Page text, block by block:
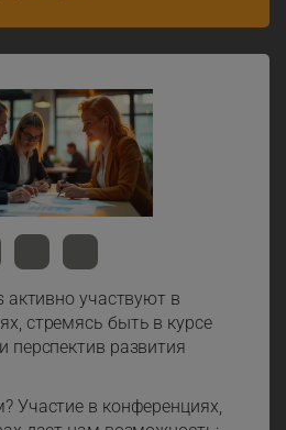
активно участвуют в
стремясь быть в курсе
перспектив развития
Участие в конференциях,